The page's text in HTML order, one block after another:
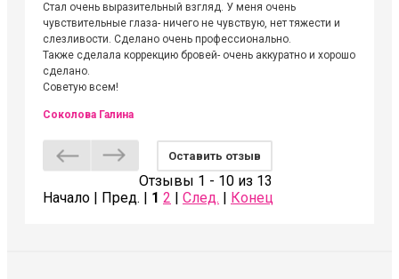
Стал очень выразительный взгляд. У меня очень
чувствительные глаза- ничего не чувствую, нет тяжести и
слезливости. Сделано очень профессионально.
Также сделала коррекцию бровей- очень аккуратно и хорошо
сделано.
Советую всем!
Соколова Галина
Оставить отзыв
Отзывы 1 - 10 из 13
Начало | Пред. | 1 2 | След. | Конец